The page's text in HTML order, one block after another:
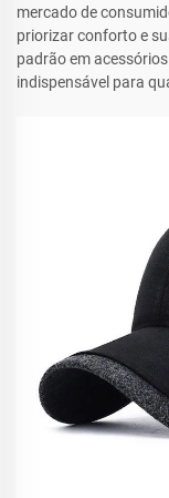
mercado de
priorizar conforto e
padrão em
indispensável para